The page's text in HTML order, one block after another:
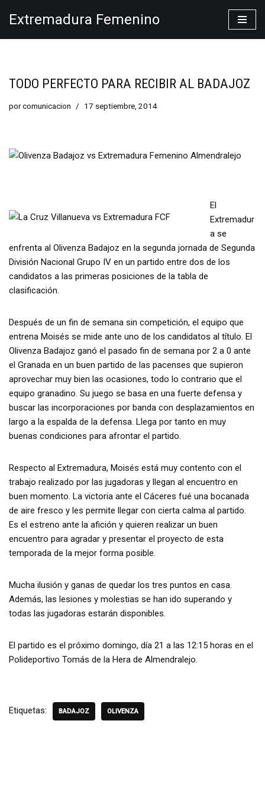
Extremadura Femenino
TODO PERFECTO PARA RECIBIR AL BADAJOZ
porcomunicacion 17 septiembre, 2014
El
Extremadur
a se
enfrenta al Olivenza Badajoz en la segunda jornada de Segunda
División Nacional Grupo IV en un partido entre dos de los
candidatos a las primeras posiciones de la tabla de
clasificación.
Después de un fin de semana sin competición, el equipo que
entrena Moisés se mide ante uno de los candidatos al título. El
Olivenza Badajoz ganó el pasado fin de semana por 2 a 0 ante
el Granada en un buen partido de las pacenses que supieron
aprovechar muy bien las ocasiones, todo lo contrario que el
equipo granadino. Su juego se basa en una fuerte defensa y
buscar las incorporaciones por banda con desplazamientos en
largo a la espalda de la defensa. Llega por tanto en muy
buenas condiciones para afrontar el partido.
Respecto al Extremadura, Moisés está muy contento con el
trabajo realizado por las jugadoras y llegan al encuentro en
buen momento. La victoria ante el Cáceres fué una bocanada
de aire fresco y les permite llegar con cierta calma al partido.
Es el estreno ante la afición y quieren realizar un buen
encuentro para agradar y presentar el proyecto de esta
temporada de la mejor forma posible.
Mucha ilusión y ganas de quedar los tres puntos en casa.
Además, las lesiones y molestias se han ido superando y
todas las jugadoras estarán disponibles.
El partido es el próximo domingo, día 21 a las 12:15 horas en el
Polideportivo Tomás de la Hera de Almendralejo.
Etiquetas: BADAJOZ OLIVENZA